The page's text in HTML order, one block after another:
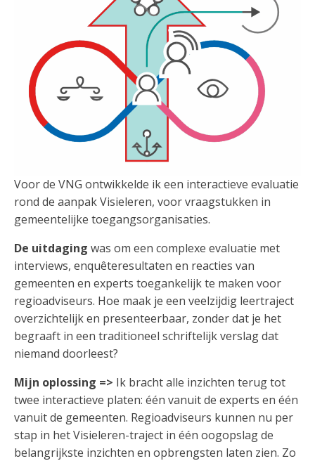
Voor de VNG ontwikkelde ik een interactieve evaluatie
rond de aanpak Visieleren, voor vraagstukken in
gemeentelijke toegangsorganisaties.
De uitdaging was om een complexe evaluatie met
interviews, enquêteresultaten en reacties van
gemeenten en experts toegankelijk te maken voor
regioadviseurs. Hoe maak je een veelzijdig leertraject
overzichtelijk en presenteerbaar, zonder dat je het
begraaft in een traditioneel schriftelijk verslag dat
niemand doorleest?
Mijn oplossing => Ik bracht alle inzichten terug tot
twee interactieve platen: één vanuit de experts en één
vanuit de gemeenten. Regioadviseurs kunnen nu per
stap in het Visieleren-traject in één oogopslag de
belangrijkste inzichten en opbrengsten laten zien. Zo